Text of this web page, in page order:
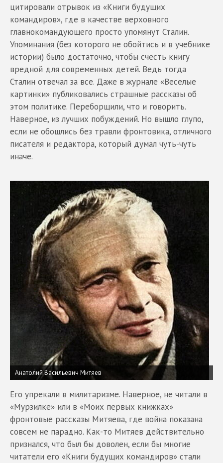
цитировали отрывок из «Книги будущих
командиров», где в качестве верховного
главнокомандующего просто упомянут Сталин.
Упоминания (без которого не обойтись и в учебнике
истории) было достаточно, чтобы счесть книгу
вредной для современных детей. Ведь тогда
Сталин отвечал за все. Даже в журнале «Веселые
картинки» публиковались страшные рассказы об
этом политике. Переборщили, что и говорить.
Наверное, из лучших побуждений. Но вышло глупо,
если не обошлись без травли фронтовика, отличного
писателя и редактора, который думал чуть-чуть
иначе.
Анатолий Васильевич Митяев
Его упрекали в милитаризме. Наверное, не читали в
«Мурзилке» или в «Моих первых книжках»
фронтовые рассказы Митяева, где война показана
совсем не парадно. Как-то Митяев действительно
признался, что был бы доволен, если бы многие
читатели его «Книги будущих командиров» стали